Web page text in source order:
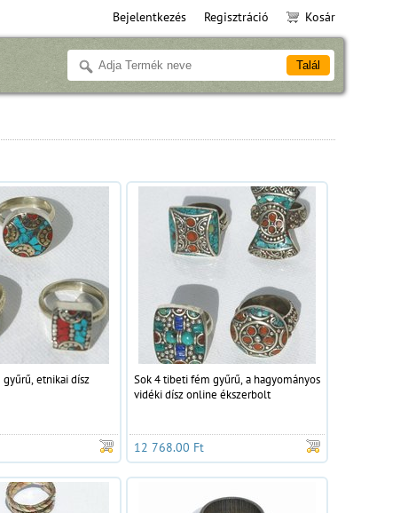
Bejelentkezés Regisztráció Kosár
etnikai dísz
Sok 4 tibeti fém gyűrű, a hagyományos
vidéki dísz online ékszerbolt
12 768.00 Ft